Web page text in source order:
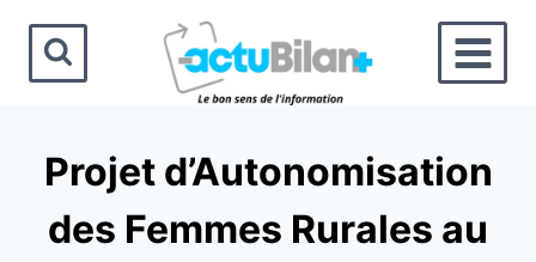
contenu
Projet d’Autonomisation
des Femmes Rurales au